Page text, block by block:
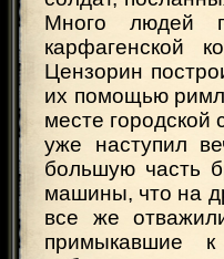
Много людей
карфагенской
Цензорин
их помощью
месте городской
уже наступил
большую часть
машины, что на
все же
примыкавшие